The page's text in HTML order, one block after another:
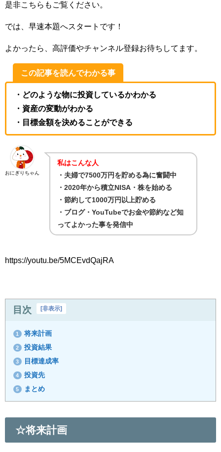
是非こちらもご覧ください。
では、早速本題へスタートです！
よかったら、高評価やチャンネル登録お待ちしてます。
この記事を読んでわかる事
・どのような物に投資しているかわかる
・資産の変動がわかる
・目標金額を決めることができる
おにぎりちゃん
私はこんな人
・夫婦で7500万円を貯める為に奮闘中
・2020年から積立NISA・株を始める
・節約して1000万円以上貯める
・ブログ・YouTubeでお金や節約など知
ってよかった事を発信中
https://youtu.be/5MCEvdQajRA
目次 非表示
1 将来計画
2 投資結果
3 目標達成率
4 投資先
5 まとめ
☆将来計画